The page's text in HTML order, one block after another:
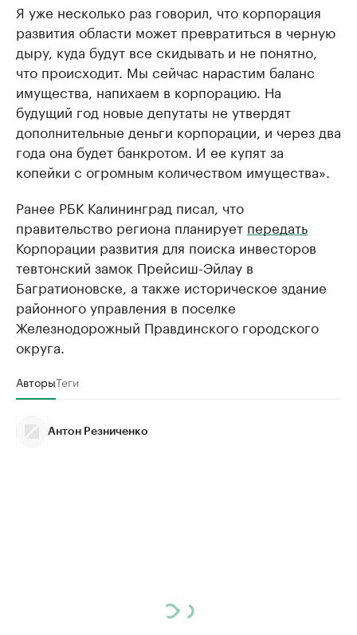
Я уже несколько раз говорил, что корпорация
развития области может превратиться в черную
дыру, куда будут все скидывать и не понятно,
что происходит. Мы сейчас нарастим баланс
имущества, напихаем в корпорацию. На
будущий год новые депутаты не утвердят
дополнительные деньги корпорации, и через два
года она будет банкротом. И ее купят за
копейки с огромным количеством имущества».
Ранее РБК Калининград писал, что
правительство региона планирует передать
Корпорации развития для поиска инвесторов
тевтонский замок Прейсиш-Эйлау в
Багратионовске, а также историческое здание
районного управления в поселке
Железнодорожный Правдинского городского
округа.
АвторыТеги
Антон Резниченко